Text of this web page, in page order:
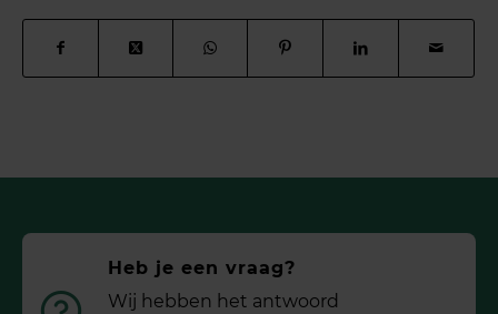
Heb je een vraag?
Wij hebben het antwoord